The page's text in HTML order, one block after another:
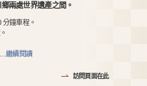
兩處世界遺產之間。
鐘車程。
繼續閱讀
訪問頁面在此